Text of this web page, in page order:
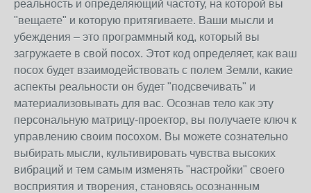
реальность и определяющий частоту, на которой вы
"вещаете" и которую притягиваете. Ваши мысли и
убеждения – это программный код, который вы
загружаете в свой посох. Этот код определяет, как ваш
посох будет взаимодействовать с полем Земли, какие
аспекты реальности он будет "подсвечивать" и
материализовывать для вас. Осознав тело как эту
персональную матрицу-проектор, вы получаете ключ к
управлению своим посохом. Вы можете сознательно
выбирать мысли, культивировать чувства высоких
вибраций и тем самым изменять "настройки" своего
восприятия и творения, становясь осознанным